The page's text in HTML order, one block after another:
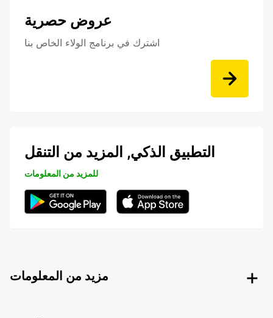
عروض حصرية
اشترك في برنامج الولاء الخاص بنا
التطبيق الذكي, المزيد من التنقل
للمزيد من المعلومات
مزيد من المعلومات